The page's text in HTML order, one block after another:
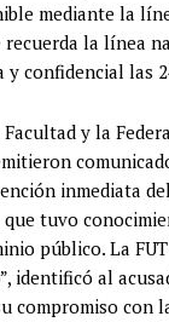
mediante la
recuerda la línea
confidencial las
Facultad y la
inmediata
que tuvo
público. La
identificó al
compromiso con